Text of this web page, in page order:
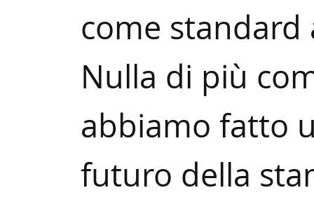
come standard
Nulla di più
abbiamo fatto
futuro della